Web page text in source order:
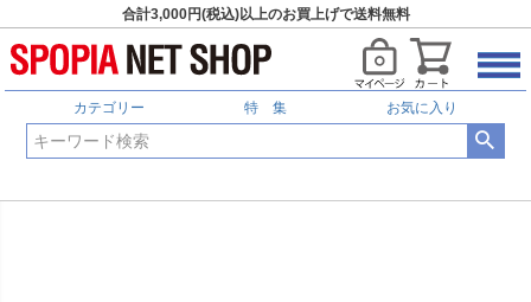
合計3,000円(税込)以上のお買上げで送料無料
カテゴリー 特 集 お気に入り